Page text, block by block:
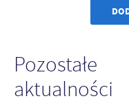
Pozostałe
aktualności